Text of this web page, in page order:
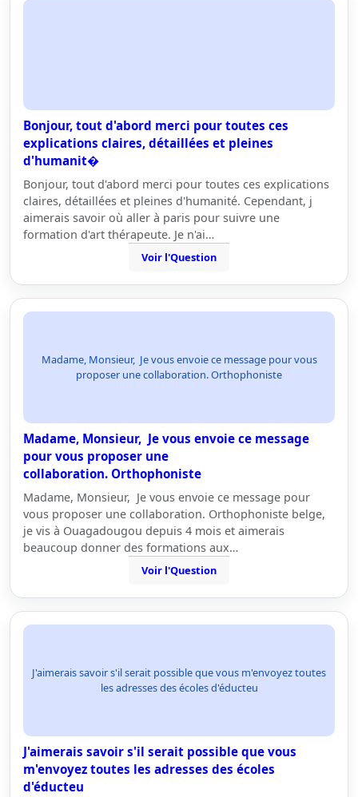
Bonjour, tout d'abord merci pour toutes ces
explications claires, détaillées et pleines
d'humanit�
Bonjour, tout d'abord merci pour toutes ces explications
claires, détaillées et pleines d'humanité. Cependant, j
aimerais savoir où aller à paris pour suivre une
formation d'art thérapeute. Je n'ai…
Voir l'Question
Madame, Monsieur, Je vous envoie ce message pour vous
proposer une collaboration. Orthophoniste
Madame, Monsieur, Je vous envoie ce message
pour vous proposer une
collaboration. Orthophoniste
Madame, Monsieur, Je vous envoie ce message pour
vous proposer une collaboration. Orthophoniste belge,
je vis à Ouagadougou depuis 4 mois et aimerais
beaucoup donner des formations aux…
Voir l'Question
J'aimerais savoir s'il serait possible que vous m'envoyez toutes
les adresses des écoles d'éducteu
J'aimerais savoir s'il serait possible que vous
m'envoyez toutes les adresses des écoles
d'éducteu